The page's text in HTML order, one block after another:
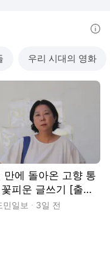
우리 시대의 영화
만에 돌아온 고향 통
피운 글쓰기 [출장
]
민일보 3일 전